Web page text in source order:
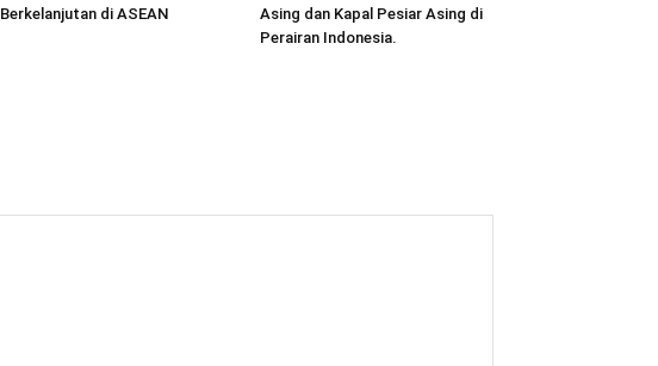
Berkelanjutan di ASEAN
Asing dan Kapal Pesiar Asing di
Perairan Indonesia.